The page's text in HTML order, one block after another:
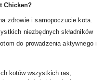
Chicken?
zdrowie i samopoczucie kota.
niezbędnych składników
do prowadzenia aktywnego i
kotów wszystkich ras,